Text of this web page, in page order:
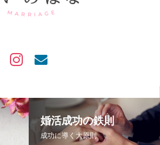
婚活成功の鉄則
成功に導く大原則